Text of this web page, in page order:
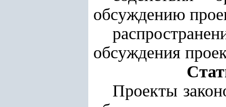
обсуждению
обсуждения
Проекты